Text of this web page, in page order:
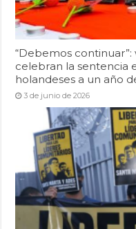
“Debemos
celebran la sentencia
holandeses a un año
3 de junio de 2026